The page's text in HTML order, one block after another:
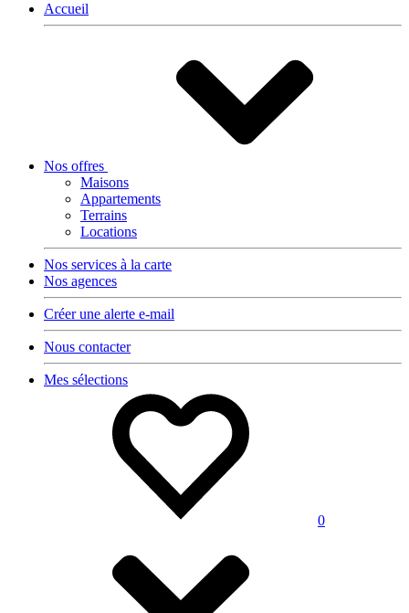
Accueil
Nos offres
Maisons
Appartements
Terrains
Locations
Nos services à la carte
Nos agences
Créer une alerte e-mail
Nous contacter
Mes sélections
0